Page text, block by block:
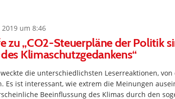
um 8:46
zu „CO2-Steuerpläne der Politik
Klimaschutzgedankens“
weckte die unterschiedlichsten Leserreaktionen,
Es ist interessant, wie extrem die Meinungen
Beeinflussung des Klimas durch den